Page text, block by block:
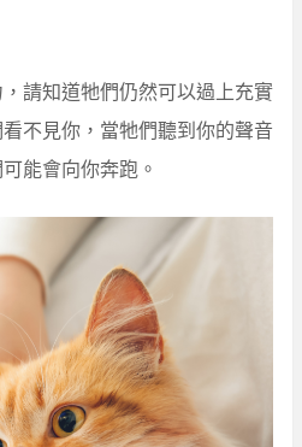
請知道牠們仍然可以過上充實
不見你，當牠們聽到你的聲音
能會向你奔跑。